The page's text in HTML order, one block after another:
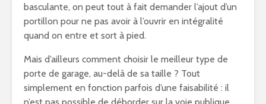
basculante, on peut tout à fait demander l’ajout d’un
portillon pour ne pas avoir à l’ouvrir en intégralité
quand on entre et sort à pied.
Mais d’ailleurs comment choisir le meilleur type de
porte de garage, au-delà de sa taille ? Tout
simplement en fonction parfois d’une faisabilité : il